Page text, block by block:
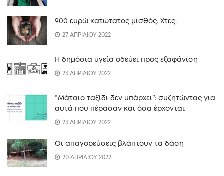
900 ευρώ κατώτατος μισθός. Xτες.
27 ΑΠΡΙΛΙΟΥ 2022
Η δημόσια υγεία οδεύει προς εξαφάνιση
23 ΑΠΡΙΛΙΟΥ 2022
“Mάταιο ταξίδι δεν υπάρχει”: συζητώντας για
αυτά που πέρασαν και όσα έρχονται
23 ΑΠΡΙΛΙΟΥ 2022
Οι απαγορεύσεις βλάπτουν τα δάση
20 ΑΠΡΙΛΙΟΥ 2022